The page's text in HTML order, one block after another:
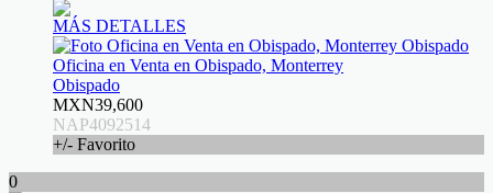
MÁS DETALLES
Oficina en Venta en Obispado, Monterrey
Obispado
MXN39,600
NAP4092514
+/- Favorito
0